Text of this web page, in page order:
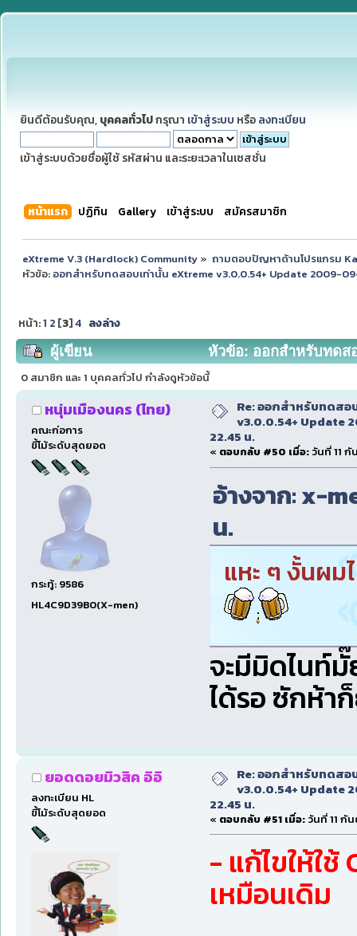
ยินดีต้อนรับคุณ, บุคคลทั่วไปกรุณา เข้าสู่ระบบ หรือ ลงทะเบียน
เข้าสู่ระบบด้วยชื่อผู้ใช้ รหัสผ่าน และระยะเวลาในเซสชั่น
หน้าแรก ปฏิทิน Gallery เข้าสู่ระบบ สมัครสมาชิก
eXtreme V.3 (Hardlock) Community» ถามตอบปัญหาด้านโปรแกรม
หัวข้อ: ออกสำหรับทดสอบเท่านั้น eXtreme v3.0.0.54+ Update 2009-09-
หน้า:1 2[3]4 ลงล่าง
ผู้เขียน
หัวข้อ: ออกสำหรับทดสอ
22.45 น. (อ่าน 97079 ครั้ง)
0 สมาชิก และ 1 บุคคลทั่วไป กำลังดูหัวข้อนี้
หนุ่มเมืองนคร (ไทย)
คณะก่อการ
ขี้โม้ระดับสุดยอด
กระทู้: 9586
HL4C9D39B0(X-men)
Re: ออกสำหรับทดสอ
v3.0.0.54+ Update
22.45 น.
« ตอบกลับ #50 เมื่อ: วันที่ 11 กั
อ้างจาก: x-
น.
แหะ ๆ งั้นผ
จะมีมิดไนท์
ได้รอ ซักห้า
ยอดดอยมิวสิค อิอิ
ลงทะเบียน HL
ขี้โม้ระดับสุดยอด
Re: ออกสำหรับทดสอ
v3.0.0.54+ Update
22.45 น.
« ตอบกลับ #51 เมื่อ: วันที่ 11 กั
- แก้ไขให้ใ
เหมือนเดิม